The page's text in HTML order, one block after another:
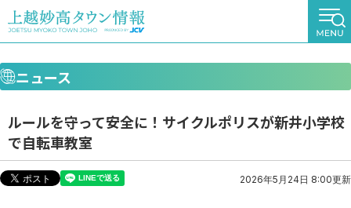
ニュース
ルールを守って安全に！サイクルポリスが新井小学校
で自転車教室
2026年5月24日 8:00更新